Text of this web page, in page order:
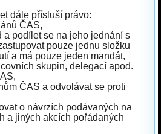
dále přísluší právo:
ČAS,
a podílet se na jeho jednání s
pouze jednu složku
a má pouze jeden mandát,
skupin, delegací apod.
ČAS a odvolávat se proti
o návrzích podávaných na
a jiných akcích pořádaných